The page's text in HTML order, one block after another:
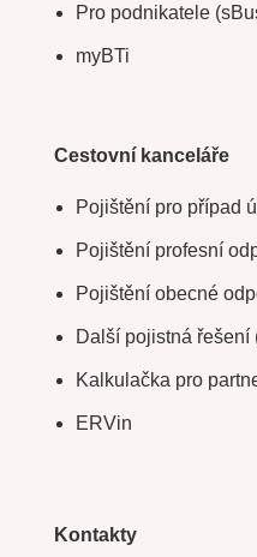
Pro podnikatele
myBTi
Cestovní kanceláře
Pojištění pro případ
Pojištění profesní
Pojištění obecné
Další pojistná řešení
Kalkulačka pro
ERVin
Kontakty